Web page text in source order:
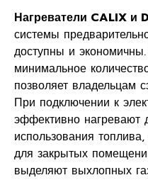
Нагреватели CALIX и
системы
доступны и
минимальное
позволяет владельцам
При подключении к
эффективно нагревают
использования
для закрытых
выделяют выхлопных